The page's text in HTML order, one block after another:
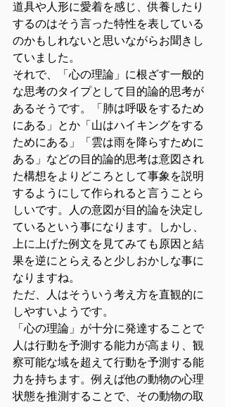
道具や人形に愛着を感じ、供養したり
するのはそう言った特性を表している
のかもしれないと思いながらお聞きし
ていました。
それで、「心の理論」に根ざす一般的
な思考のタイプとして目的論的思考が
あるそうです。「肺は呼吸をするため
にある」とか「山はハイキングをする
ためにある」「雲は雨を降らすために
ある」などの目的論的思考は意図され
た構想をよりどころとして事象を説明
するようにして作られると言うことら
しいです。人の意図が目的論を決定し
ているという事になります。しかし、
上に上げた例文を見てみても原因と結
果を逆にとらえると少しおかしな事に
なりますね。
ただ、人はそういう考え方を直観的に
しやすいようです。
「心の理論」が十分に発達することで
人は行動を予測する能力が高まり、観
察可能な域を超えて行動を予測する能
力を持ちます。例えば他の動物の心理
状態を推測することで、その動物の取